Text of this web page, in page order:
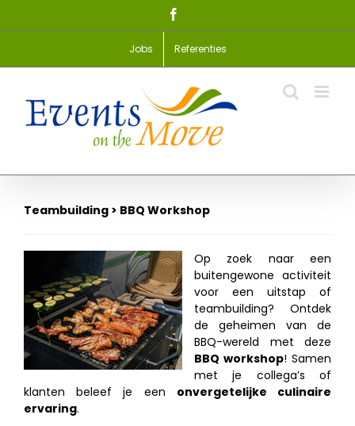
Jobs Referenties
Teambuilding > BBQ Workshop
Op zoek naar een
buitengewone activiteit
voor een uitstap of
teambuilding? Ontdek
de geheimen van de
BBQ-wereld met deze
BBQ workshop! Samen
met je collega’s of
klanten beleef je een onvergetelijke culinaire
ervaring.